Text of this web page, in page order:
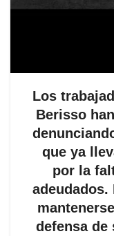
Los
Berisso
que ya
por la
adeudados.
defensa de